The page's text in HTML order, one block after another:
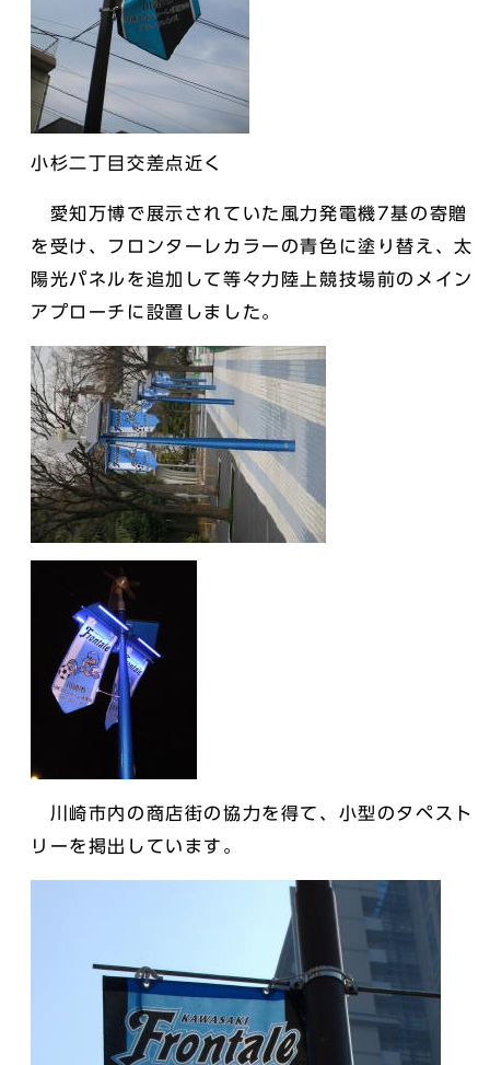
小杉二丁目交差点近く
愛知万博で展示されていた風力発電機7基の寄贈
を受け、フロンターレカラーの青色に塗り替え、太
陽光パネルを追加して等々力陸上競技場前のメイン
アプローチに設置しました。
川崎市内の商店街の協力を得て、小型のタペスト
リーを掲出しています。